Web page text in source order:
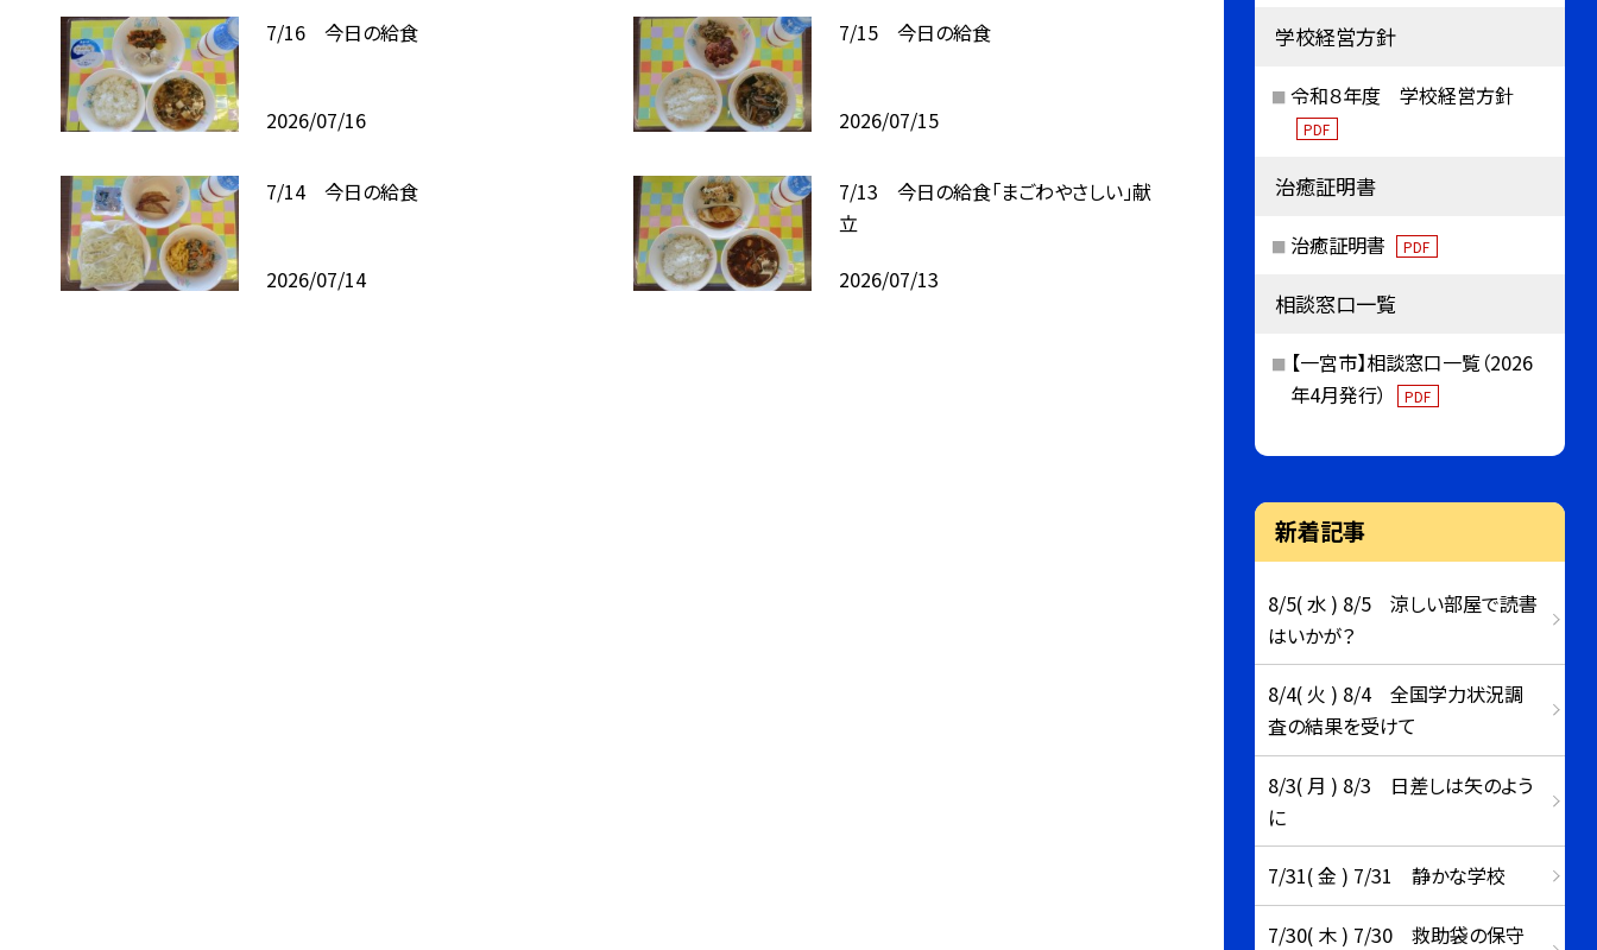
7/16 今日の給食
2026/07/16
7/15 今日の給食
2026/07/15
7/14 今日の給食
2026/07/14
7/13 今日の給食「まごわやさしい」献
立
2026/07/13
学校経営方針
令和８年度 学校経営方針
PDF
治癒証明書
治癒証明書 PDF
相談窓口一覧
【一宮市】相談窓口一覧（2026
年4月発行）
PDF
新着記事
8/5( 水 ) 8/5 涼しい部屋で読書
はいかが？
8/4( 火 ) 8/4 全国学力状況調
査の結果を受けて
8/3( 月 ) 8/3 日差しは矢のよう
に
7/31( 金 ) 7/31 静かな学校
7/30( 木 ) 7/30 救助袋の保守